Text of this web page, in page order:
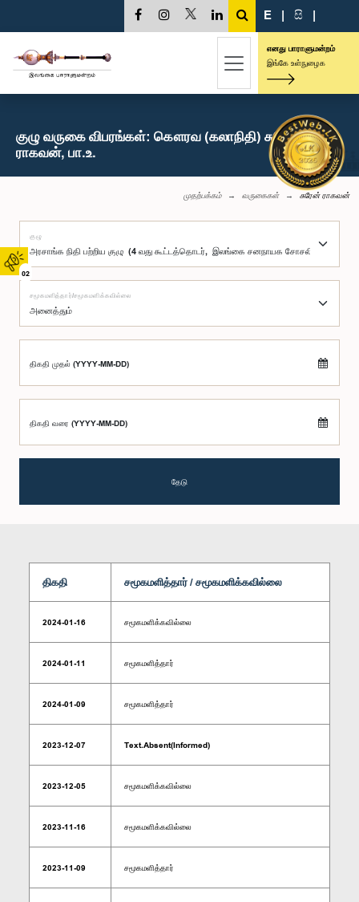
02
E | සි |
எனது பாராளுமன்றம்
இங்கே உள்நுழைக
குழு வருகை விபரங்கள்: கௌரவ (கலாநிதி) சுரேன்
ராகவன், பா.உ.
முதற்பக்கம் வருகைகள் சுரேன் ராகவன்
குழு
சமூகமளித்தார்/சமூகமளிக்கவில்லை
திகதி முதல் (YYYY-MM-DD)
திகதி வரை (YYYY-MM-DD)
தேடு
திகதி சமூகமளித்தார் / சமூகமளிக்கவில்லை
2024-01-16 சமூகமளிக்கவில்லை
2024-01-11 சமூகமளித்தார்
2024-01-09 சமூகமளித்தார்
2023-12-07 Text.Absent(Informed)
2023-12-05 சமூகமளிக்கவில்லை
2023-11-16 சமூகமளிக்கவில்லை
2023-11-09 சமூகமளித்தார்